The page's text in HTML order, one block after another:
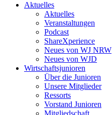
Aktuelles
Aktuelles
Veranstaltungen
Podcast
ShareXperience
Neues von WJ NRW
Neues von WJD
Wirtschaftsjunioren
Über die Junioren
Unsere Mitglieder
Ressorts
Vorstand Junioren